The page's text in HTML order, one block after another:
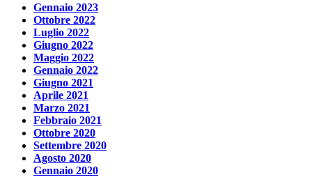
Gennaio 2023
Ottobre 2022
Luglio 2022
Giugno 2022
Maggio 2022
Gennaio 2022
Giugno 2021
Aprile 2021
Marzo 2021
Febbraio 2021
Ottobre 2020
Settembre 2020
Agosto 2020
Gennaio 2020